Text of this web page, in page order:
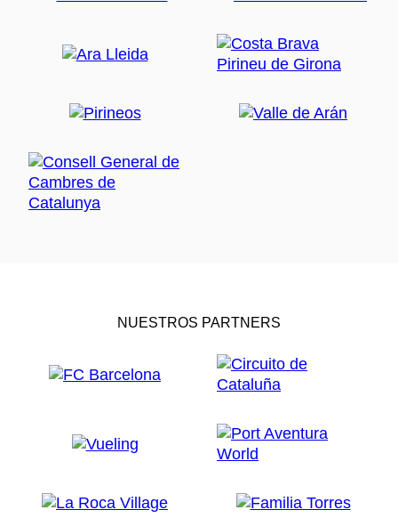
NUESTROS PARTNERS